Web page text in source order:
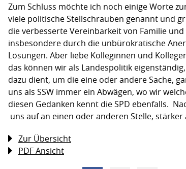
Zum Schluss möchte ich noch einige Worte
viele politische Stellschrauben genannt und
die verbesserte Vereinbarkeit von Familie
insbesondere durch die unbürokratische
Lösungen. Aber liebe Kolleginnen und
das können wir als Landespolitik
dazu dient, um die eine oder andere Sache,
uns als SSW immer ein Abwägen, wo wir
diesen Gedanken kennt die SPD ebenfalls.
uns auf an einen oder anderen Stelle,
Zur Übersicht
PDF Ansicht